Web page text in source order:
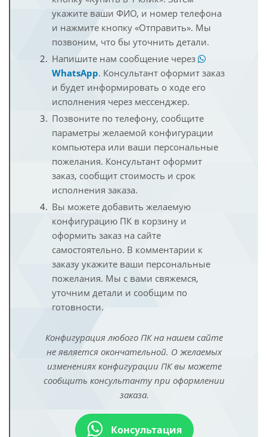
укажите ваши ФИО, и номер телефона
и нажмите кнопку «Отправить». Мы
позвоним, что бы уточнить детали.
Напишите нам сообщение через
WhatsApp. Консультант оформит заказ
и будет информировать о ходе его
исполнения через мессенджер.
Позвоните по телефону, сообщите
параметры желаемой конфигурации
компьютера или ваши персональные
пожелания. Консультант оформит
заказ, сообщит стоимость и срок
исполнения заказа.
Вы можете добавить желаемую
конфигурацию ПК в корзину и
оформить заказ на сайте
самостоятельно. В комментарии к
заказу укажите ваши персональные
пожелания. Мы с вами свяжемся,
уточним детали и сообщим по
готовности.
Конфигурация любого ПК на нашем сайте
не является окончательной. О желаемых
изменениях конфигурации ПК вы можете
сообщить консультанту при оформлении
заказа.
Консультация